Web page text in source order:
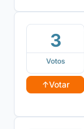
3
Votos
↑Votar